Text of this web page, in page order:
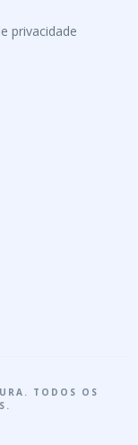
privacidade
TODOS OS